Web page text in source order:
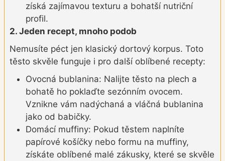
získá zajímavou texturu a bohatší nutriční
profil.
2. Jeden recept, mnoho podob
Nemusíte péct jen klasický dortový korpus. Toto
těsto skvěle funguje i pro další oblíbené recepty:
Ovocná bublanina: Nalijte těsto na plech a
bohatě ho poklaďte sezónním ovocem.
Vznikne vám nadýchaná a vláčná bublanina
jako od babičky.
Domácí muffiny: Pokud těstem naplníte
papírové košíčky nebo formu na muffiny,
získáte oblíbené malé zákusky, které se skvěle